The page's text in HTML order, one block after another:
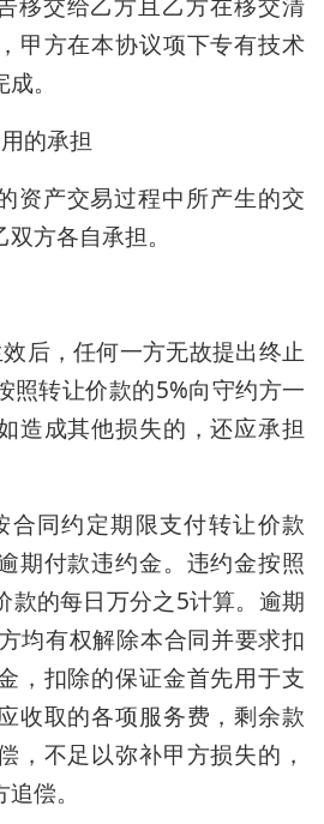
甲方在本协议项下专有技术
。
的承担
资产交易过程中所产生的交
方各自承担。
效后，任何一方无故提出终止
照转让价款的5%向守约方一
造成其他损失的，还应承担
合同约定期限支付转让价款
期付款违约金。违约金按照
款的每日万分之5计算。逾期
均有权解除本合同并要求扣
，扣除的保证金首先用于支
收取的各项服务费，剩余款
，不足以弥补甲方损失的，
偿。